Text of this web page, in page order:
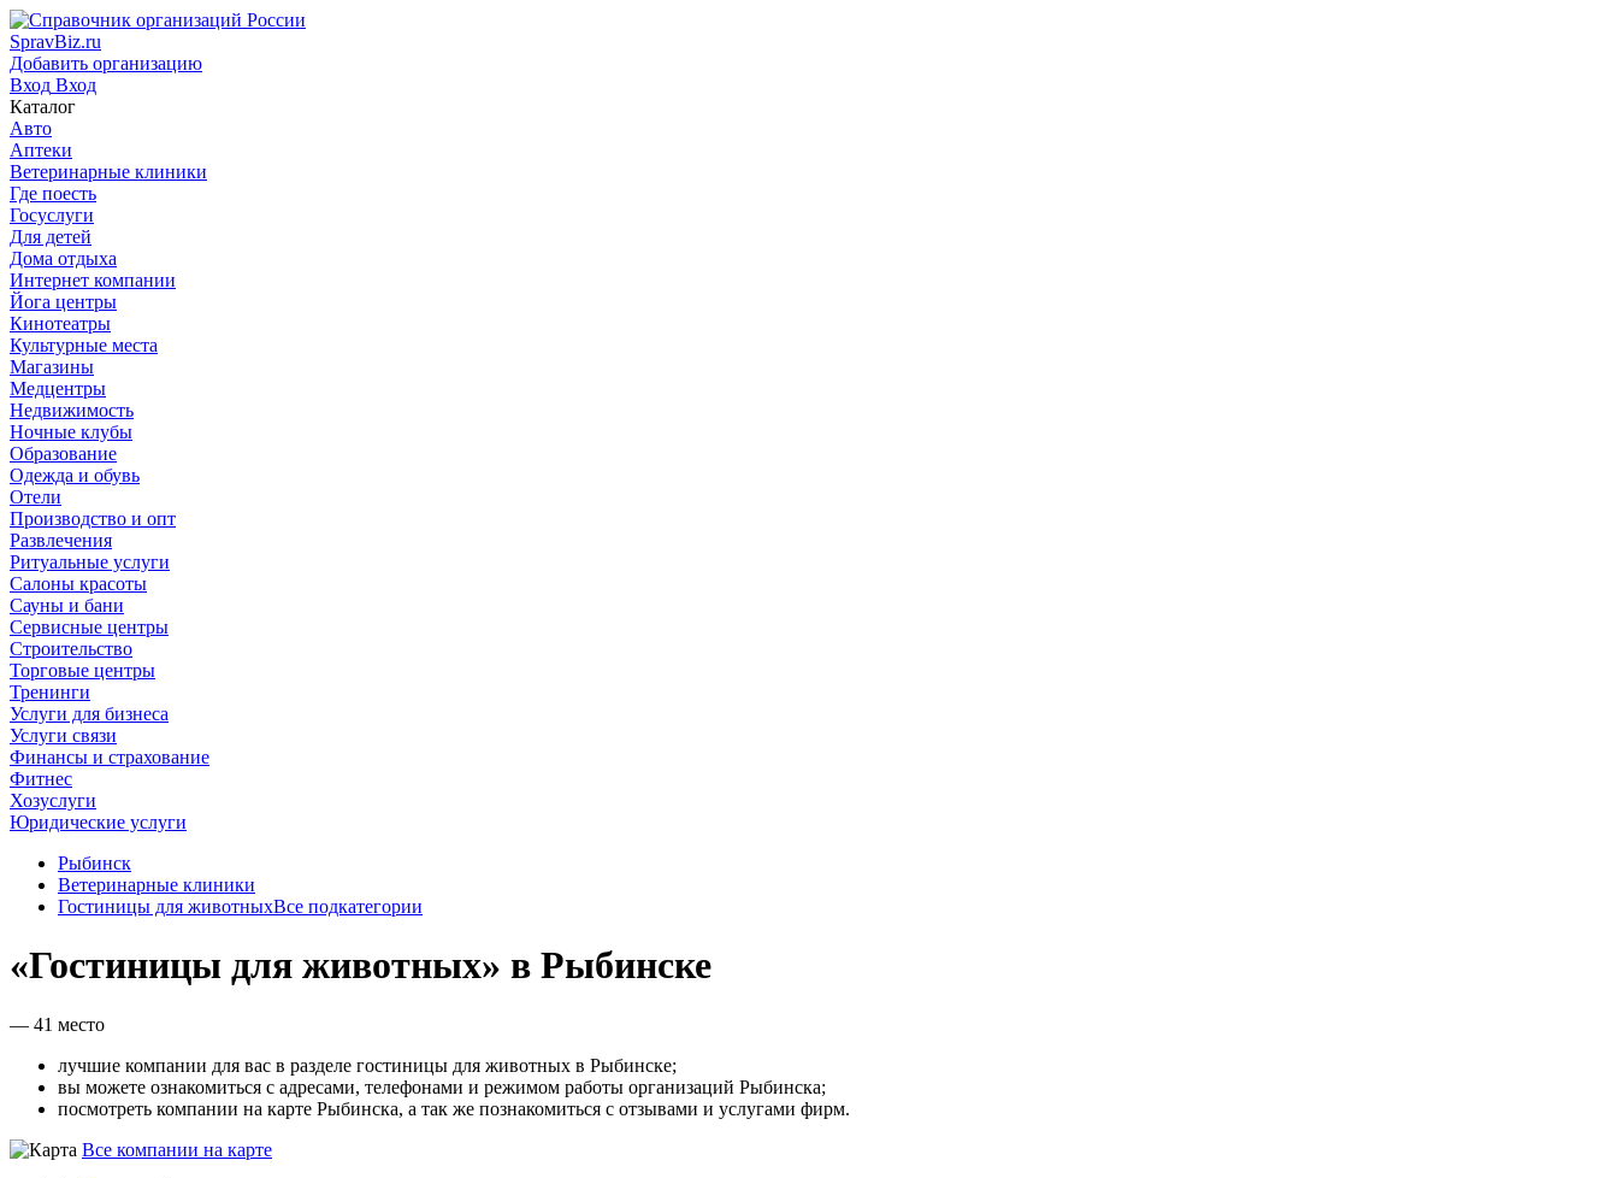
SpravBiz.ru
Добавить организацию
Вход Вход
Каталог
Авто
Аптеки
Ветеринарные клиники
Где поесть
Госуслуги
Для детей
Дома отдыха
Интернет компании
Йога центры
Кинотеатры
Культурные места
Магазины
Медцентры
Недвижимость
Ночные клубы
Образование
Одежда и обувь
Отели
Производство и опт
Развлечения
Ритуальные услуги
Салоны красоты
Сауны и бани
Сервисные центры
Строительство
Торговые центры
Тренинги
Услуги для бизнеса
Услуги связи
Финансы и страхование
Фитнес
Хозуслуги
Юридические услуги
Рыбинск
Ветеринарные клиники
Гостиницы для животныхВсе подкатегории
«Гостиницы для животных» в Рыбинске
— 41 место
лучшие компании для вас в разделе гостиницы для животных в Рыбинске;
вы можете ознакомиться с адресами, телефонами и режимом работы организаций Рыбинска;
посмотреть компании на карте Рыбинска, а так же познакомиться с отзывами и услугами фирм.
Все компании на карте